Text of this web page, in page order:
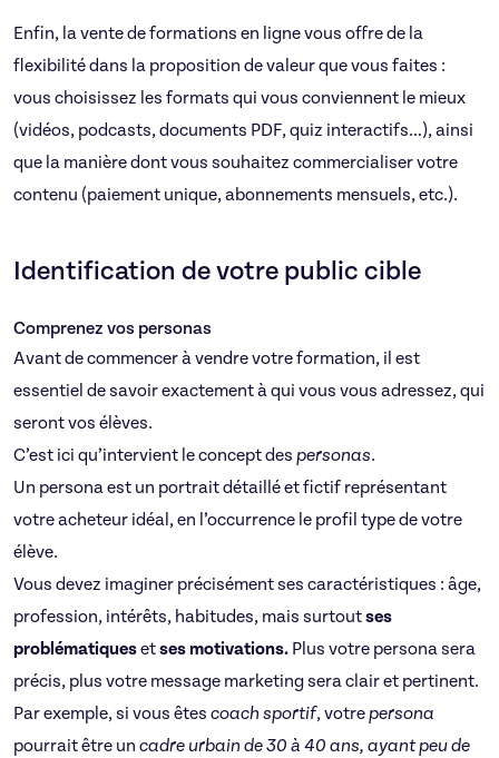
Enfin, la vente de formations en ligne vous offre de la
flexibilité dans la proposition de valeur que vous faites :
vous choisissez les formats qui vous conviennent le mieux
(vidéos, podcasts, documents PDF, quiz interactifs…), ainsi
que la manière dont vous souhaitez commercialiser votre
contenu (paiement unique, abonnements mensuels, etc.).
Identification de votre public cible
Comprenez vos personas
Avant de commencer à vendre votre formation, il est
essentiel de savoir exactement à qui vous vous adressez, qui
seront vos élèves.
C’est ici qu’intervient le concept des personas.
Un persona est un portrait détaillé et fictif représentant
votre acheteur idéal, en l’occurrence le profil type de votre
élève.
Vous devez imaginer précisément ses caractéristiques : âge,
profession, intérêts, habitudes, mais surtoutses
problématiquesetses motivations. Plus votre persona sera
précis, plus votre message marketing sera clair et pertinent.
Par exemple, si vous êtes coach sportif, votrepersona
pourrait être un cadre urbain de 30 à 40 ans, ayant peu de